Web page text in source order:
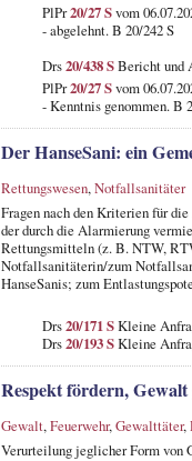
PlPr20/27 Svom
- abgelehnt. B 20/242 S
Drs20/438 SBericht und
PlPr20/27 Svom
- Kenntnis genommen. B
Der HanseSani: ein
Rettungswesen,Notfallsanitäter
Fragen nach den Kriterien für
der durch die Alarmierung
Rettungsmitteln (z. B. NTW,
Notfallsanitäterin/zum
HanseSanis; zum
Drs20/171 SKleine
Drs20/193 SKleine
Respekt fördern, Gewalt
Gewalt,Feuerwehr,Gewalttäter,
Verurteilung jeglicher Form von